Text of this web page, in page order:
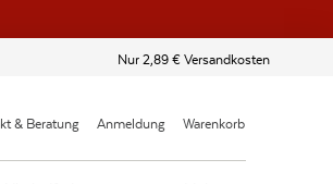
Nur 2,89 € Versandkosten
& Beratung Anmeldung Warenkorb